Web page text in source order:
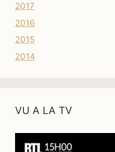
2017
2016
2015
2014
VU A LA TV